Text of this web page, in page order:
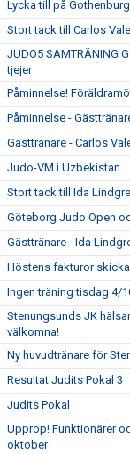
Lycka till på
Stort tack till Carlos
JUDO5 SAMTRÄNING
tjejer
Påminnelse!
Påminnelse -
Gästtränare - Carlos
Judo-VM i Uzbekistan
Stort tack till Ida
Göteborg Judo Open
Gästtränare - Ida
Höstens fakturor
Ingen träning tisdag 4/
Stenungsunds JK
välkomna!
Ny huvudtränare för
Resultat Judits Pokal 3
Judits Pokal
Upprop! Funktionärer
oktober